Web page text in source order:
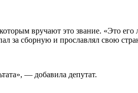
вручают это звание. «Это его
за сборную и прославлял свою
— добавила депутат.